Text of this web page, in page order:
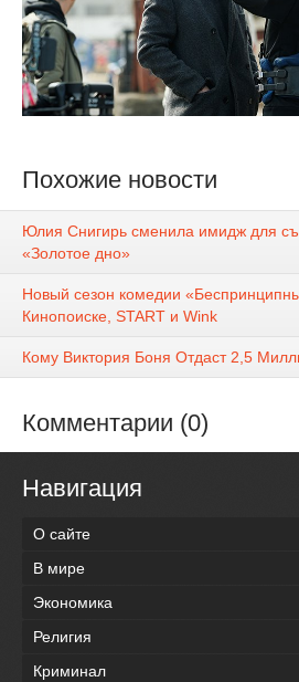
Похожие новости
Юлия Снигирь сменила имидж для
«Золотое дно»
Новый сезон комедии
Кинопоиске, START и Wink
Кому Виктория Боня Отдаст 2,5
Комментарии (0)
Навигация
О сайте
В мире
Экономика
Религия
Криминал